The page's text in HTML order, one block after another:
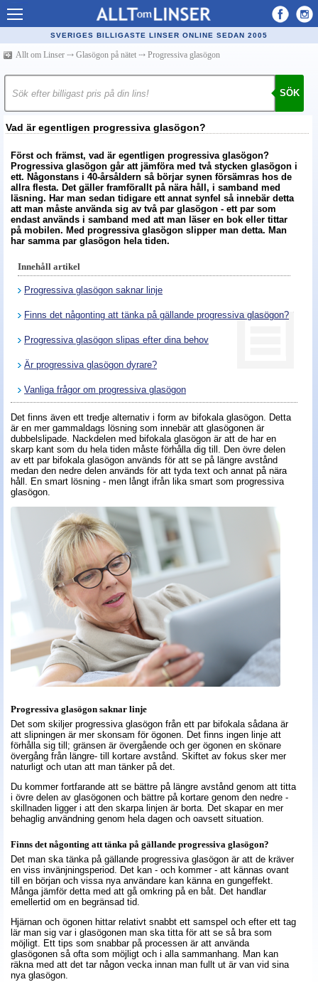
Allt om Linser
Billiga kontaktlinser
Köpa linser på nätet
Populära linser
Kontaktlinstyper
Linsvätska
Optiker
Synfel
Glasögon
Tillverkare - linser
Linstillbehör
Nyheter - linser
SVERIGES BILLIGASTE LINSER ONLINE SEDAN 2005
Allt om Linser ⤏ Glasögon på nätet ⤏ Progressiva glasögon
SÖK
Vad är egentligen progressiva glasögon?
Först och främst, vad är egentligen progressiva glasögon?
Progressiva glasögon går att jämföra med två stycken glasögon i
ett. Någonstans i 40-årsåldern så börjar synen försämras hos de
allra flesta. Det gäller framförallt på nära håll, i samband med
läsning. Har man sedan tidigare ett annat synfel så innebär detta
att man måste använda sig av två par glasögon - ett par som
endast används i samband med att man läser en bok eller tittar
på mobilen. Med progressiva glasögon slipper man detta. Man
har samma par glasögon hela tiden.
Innehåll artikel
Progressiva glasögon saknar linje
Finns det någonting att tänka på gällande progressiva glasögon?
Progressiva glasögon slipas efter dina behov
Är progressiva glasögon dyrare?
Vanliga frågor om progressiva glasögon
Det finns även ett tredje alternativ i form av bifokala glasögon. Detta
är en mer gammaldags lösning som innebär att glasögonen är
dubbelslipade. Nackdelen med bifokala glasögon är att de har en
skarp kant som du hela tiden måste förhålla dig till. Den övre delen
av ett par bifokala glasögon används för att se på längre avstånd
medan den nedre delen används för att tyda text och annat på nära
håll. En smart lösning - men långt ifrån lika smart som progressiva
glasögon.
Progressiva glasögon saknar linje
Det som skiljer progressiva glasögon från ett par bifokala sådana är
att slipningen är mer skonsam för ögonen. Det finns ingen linje att
förhålla sig till; gränsen är övergående och ger ögonen en skönare
övergång från längre- till kortare avstånd. Skiftet av fokus sker mer
naturligt och utan att man tänker på det.
Du kommer fortfarande att se bättre på längre avstånd genom att titta
i övre delen av glasögonen och bättre på kortare genom den nedre -
skillnaden ligger i att den skarpa linjen är borta. Det skapar en mer
behaglig användning genom hela dagen och oavsett situation.
Finns det någonting att tänka på gällande progressiva glasögon?
Det man ska tänka på gällande progressiva glasögon är att de kräver
en viss invänjningsperiod. Det kan - och kommer - att kännas ovant
till en början och vissa nya användare kan känna en gungeffekt.
Många jämför detta med att gå omkring på en båt. Det handlar
emellertid om en begränsad tid.
Hjärnan och ögonen hittar relativt snabbt ett samspel och efter ett tag
lär man sig var i glasögonen man ska titta för att se så bra som
möjligt. Ett tips som snabbar på processen är att använda
glasögonen så ofta som möjligt och i alla sammanhang. Man kan
räkna med att det tar någon vecka innan man fullt ut är van vid sina
nya glasögon.